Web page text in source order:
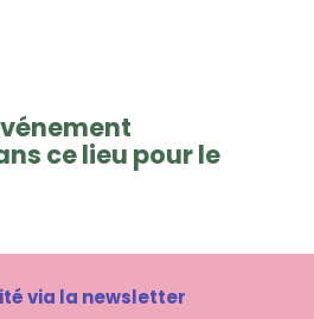
ce lieu pour le
via la newsletter